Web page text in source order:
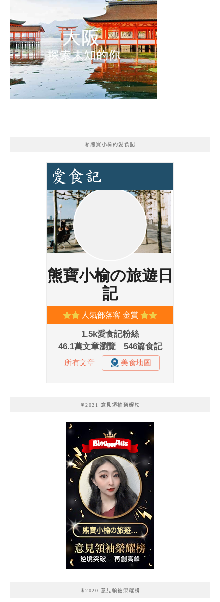
🧚熊寶小榆的愛食記
🧚2021 意見領袖榮耀榜
熊寶小榆の旅遊日
記
🧚2020 意見領袖榮耀榜